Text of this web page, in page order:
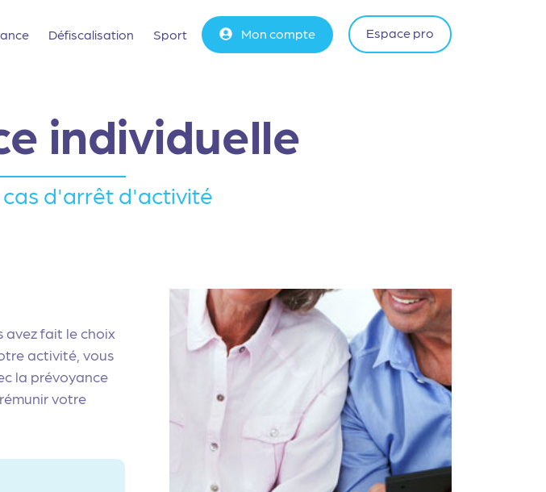
Défiscalisation Sport Mon compte Espace pro
individuelle
cas d'arrêt d'activité
avez fait le choix
activité, vous
la prévoyance
votre